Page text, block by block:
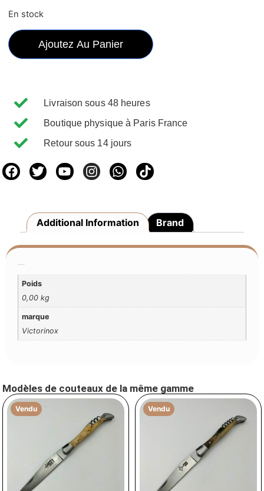
En stock
Ajoutez Au Panier
Livraison sous 48 heures
Boutique physique à Paris France
Retour sous 14 jours
Additional Information Brand
Poids
0,00 kg
marque
Victorinox
Modèles de couteaux de la même gamme
Vendu Vendu